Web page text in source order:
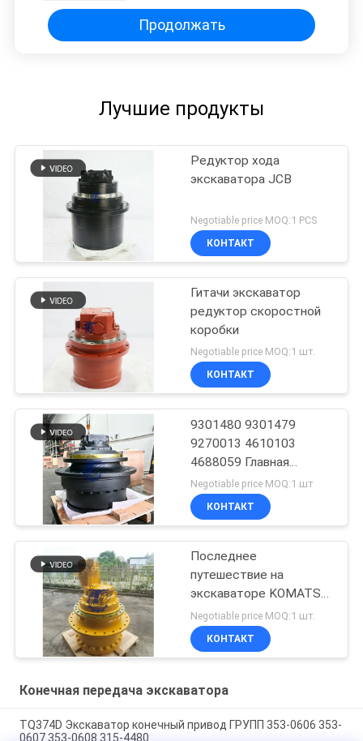
| Тяжелый гусеничный
бульдозер для тяжелых
условий эксплуатации
Продолжать
Лучшие продукты
Редуктор хода
экскаватора JCB
Negotiable price MOQ:1 PCS
КОНТАКТ
Гитачи экскаватор
редуктор скоростной
коробки
Negotiable price MOQ:1 шт.
КОНТАКТ
9301480 9301479
9270013 4610103
4688059 Главная
передача в сборе
Negotiable price MOQ:1 шт
КОНТАКТ
Последнее
путешествие на
экскаваторе KOMATSU
WA100-5
Negotiable price MOQ:1 шт.
КОНТАКТ
Конечная передача экскаватора
TQ374D Экскаватор конечный привод ГРУПП 353-0606 353-
0607 353-0608 315-4480